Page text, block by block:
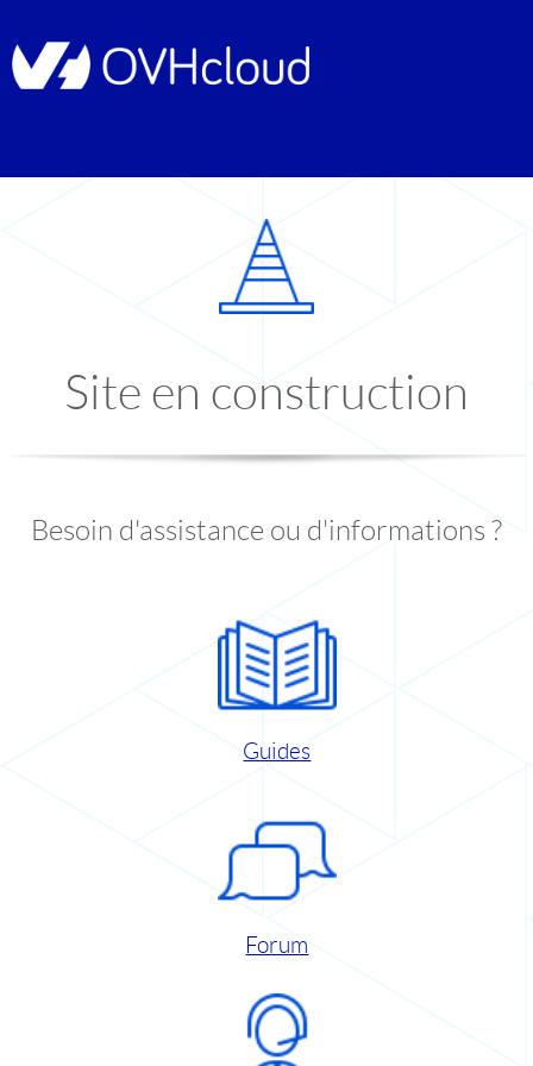
Site en construction
Besoin d'assistance ou d'informations ?
Guides
Forum